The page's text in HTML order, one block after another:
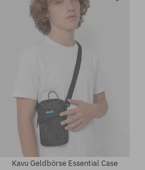
Universalgröße
Kavu Geldbörse Essential Case